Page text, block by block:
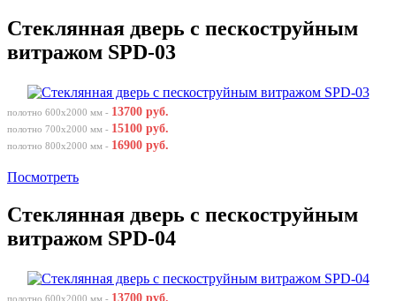
Стеклянная дверь с пескоструйным
витражом SPD-03
полотно 600х2000 мм - 13700 руб.
полотно 700х2000 мм - 15100 руб.
полотно 800х2000 мм - 16900 руб.
Посмотреть
Стеклянная дверь с пескоструйным
витражом SPD-04
полотно 600х2000 мм - 13700 руб.